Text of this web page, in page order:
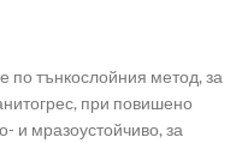
по тънкослойния метод, за
при повишено
и мразоустойчиво, за